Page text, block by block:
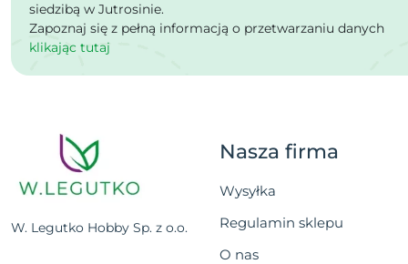
siedzibą w Jutrosinie.
Zapoznaj się z pełną informacją o przetwarzaniu danych
klikając tutaj
W. Legutko Hobby Sp. z o.o.
Nasza firma
Wysyłka
Regulamin sklepu
O nas